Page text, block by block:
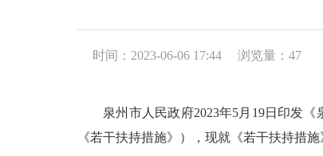
时间：2023-06-06 17:44 浏览量： 47
泉州市人民政府2023年5月19日印发
《若干扶持措施》）
，现就《若干扶持措